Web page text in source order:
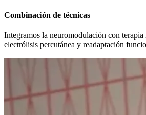
Combinación de técnicas
Integramos la neuromodulación con terapia
electrólisis percutánea y readaptación